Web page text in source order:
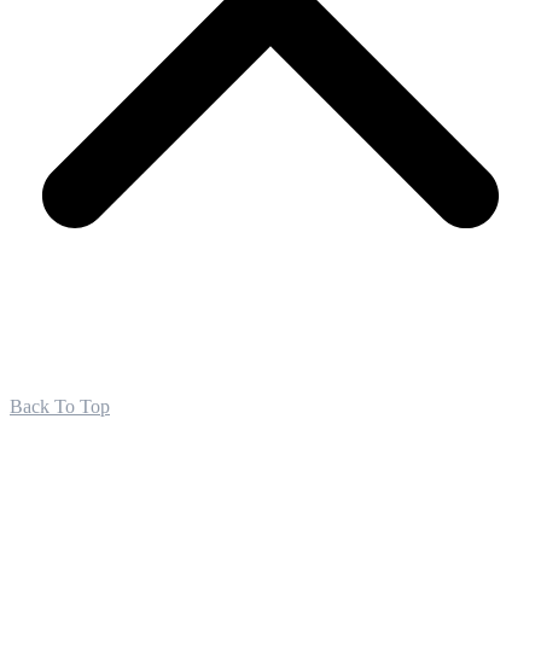
Back To Top